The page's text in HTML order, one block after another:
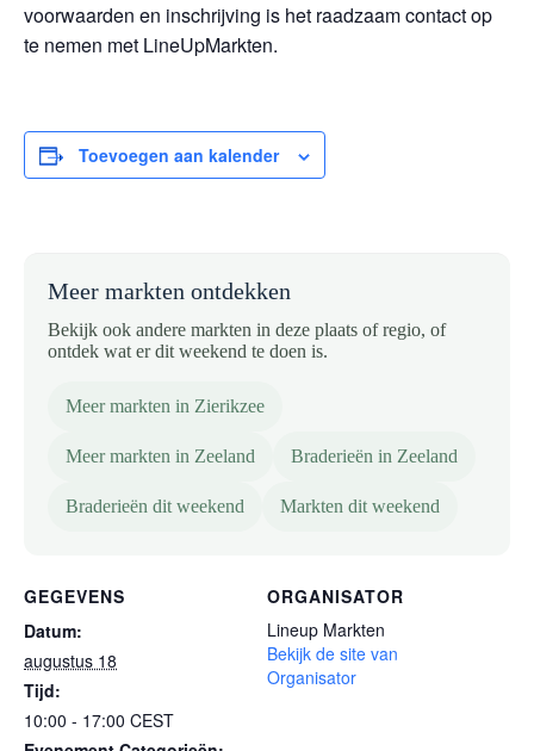
voorwaarden en inschrijving is het raadzaam contact op
te nemen met LineUpMarkten.
Toevoegen aan kalender
Meer markten ontdekken
Bekijk ook andere markten in deze plaats of regio, of
ontdek wat er dit weekend te doen is.
Meer markten in Zierikzee
Meer markten in Zeeland Braderieën in Zeeland
Braderieën dit weekend Markten dit weekend
GEGEVENS
Datum:
augustus 18
Tijd:
10:00 - 17:00 CEST
ORGANISATOR
Lineup Markten
Bekijk de site van
Organisator